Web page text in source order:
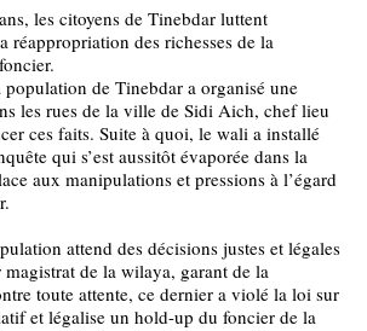
les citoyens de Tinebdar luttent
réappropriation des richesses de la
de Tinebdar a organisé une
les rues de la ville de Sidi Aich, chef lieu
ces faits. Suite à quoi, le wali a installé
qui s’est aussitôt évaporée dans la
aux manipulations et pressions à l’égard
attend des décisions justes et légales
de la wilaya, garant de la
toute attente, ce dernier a violé la loi sur
et légalise un hold-up du foncier de la